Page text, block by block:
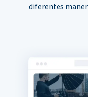
diferentes